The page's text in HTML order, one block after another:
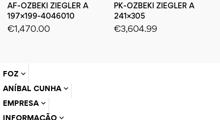
AF-OZBEKI ZIEGLER A
197×199-4046010
€1,470.00
PK-OZBEKI ZIEGLER A
241×305
€3,604.99
FOZ
ANÍBAL CUNHA
EMPRESA
INFORMAÇÃO